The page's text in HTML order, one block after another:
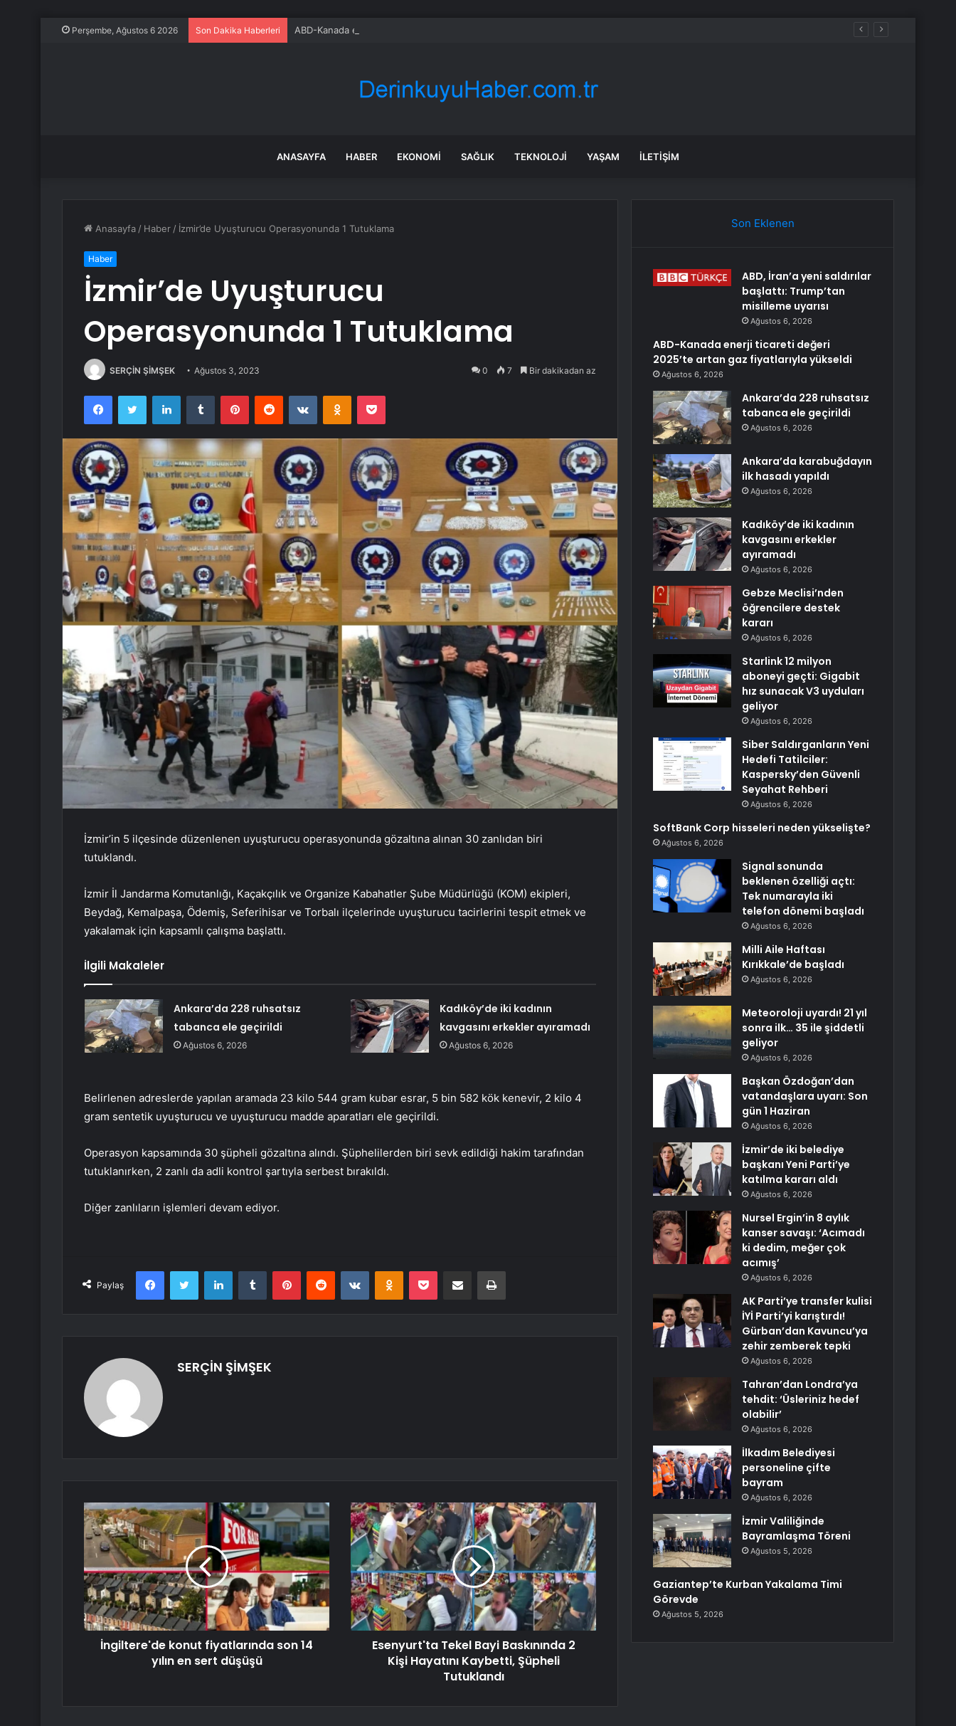
Perşembe, Ağustos 6 2026 Son Dakika Haberleri ABD-Kanada enerji ticareti değeri 2025’te artan gaz fiyatlarıyla yükseldi
ANASAYFA HABER EKONOMI SAĞLIK TEKNOLOJI YAŞAM İLETIŞIM
Anasayfa / Haber / İzmir’de Uyuşturucu Operasyonunda 1 Tutuklama
Haber
İzmir’de Uyuşturucu
Operasyonunda 1 Tutuklama
SERÇİN ŞİMŞEK Ağustos 3, 2023 0 7 Bir dakikadan az
FacebookTwitter LinkedInTumblr PinterestReddit VKontakteOdnoklassniki
Pocket
İzmir’in 5 ilçesinde düzenlenen uyuşturucu operasyonunda gözaltına alınan 30 zanlıdan biri
tutuklandı.
İzmir İl Jandarma Komutanlığı, Kaçakçılık ve Organize Kabahatler Şube Müdürlüğü (KOM) ekipleri,
Beydağ, Kemalpaşa, Ödemiş, Seferihisar ve Torbalı ilçelerinde uyuşturucu tacirlerini tespit etmek ve
yakalamak için kapsamlı çalışma başlattı.
İlgili Makaleler
Ankara’da 228 ruhsatsız
tabanca ele geçirildi
Ağustos 6, 2026
Kadıköy’de iki kadının
kavgasını erkekler ayıramadı
Ağustos 6, 2026
Belirlenen adreslerde yapılan aramada 23 kilo 544 gram kubar esrar, 5 bin 582 kök kenevir, 2 kilo 4
gram sentetik uyuşturucu ve uyuşturucu madde aparatları ele geçirildi.
Operasyon kapsamında 30 şüpheli gözaltına alındı. Şüphelilerden biri sevk edildiği hakim tarafından
tutuklanırken, 2 zanlı da adli kontrol şartıyla serbest bırakıldı.
Diğer zanlıların işlemleri devam ediyor.
Paylaş
FacebookTwitter LinkedInTumblr PinterestReddit VKontakteOdnoklassniki
Pocket E-Posta ile paylaş Yazdır
SERÇİN ŞİMŞEK
İngiltere'de konut fiyatlarında son 14
yılın en sert düşüşü
Esenyurt'ta Tekel Bayi Baskınında 2
Kişi Hayatını Kaybetti, Şüpheli
Tutuklandı
Son Eklenen
ABD, İran’a yeni saldırılar
başlattı: Trump’tan
misilleme uyarısı
Ağustos 6, 2026
ABD-Kanada enerji ticareti değeri
2025’te artan gaz fiyatlarıyla yükseldi
Ağustos 6, 2026
Ankara’da 228 ruhsatsız
tabanca ele geçirildi
Ağustos 6, 2026
Ankara’da karabuğdayın
ilk hasadı yapıldı
Ağustos 6, 2026
Kadıköy’de iki kadının
kavgasını erkekler
ayıramadı
Ağustos 6, 2026
Gebze Meclisi’nden
öğrencilere destek
kararı
Ağustos 6, 2026
Starlink 12 milyon
aboneyi geçti: Gigabit
hız sunacak V3 uyduları
geliyor
Ağustos 6, 2026
Siber Saldırganların Yeni
Hedefi Tatilciler:
Kaspersky’den Güvenli
Seyahat Rehberi
Ağustos 6, 2026
SoftBank Corp hisseleri neden yükselişte?
Ağustos 6, 2026
Signal sonunda
beklenen özelliği açtı:
Tek numarayla iki
telefon dönemi başladı
Ağustos 6, 2026
Milli Aile Haftası
Kırıkkale’de başladı
Ağustos 6, 2026
Meteoroloji uyardı! 21 yıl
sonra ilk… 35 ile şiddetli
geliyor
Ağustos 6, 2026
Başkan Özdoğan’dan
vatandaşlara uyarı: Son
gün 1 Haziran
Ağustos 6, 2026
İzmir’de iki belediye
başkanı Yeni Parti’ye
katılma kararı aldı
Ağustos 6, 2026
Nursel Ergin’in 8 aylık
kanser savaşı: ‘Acımadı
ki dedim, meğer çok
acımış’
Ağustos 6, 2026
AK Parti’ye transfer kulisi
İYİ Parti’yi karıştırdı!
Gürban’dan Kavuncu’ya
zehir zemberek tepki
Ağustos 6, 2026
Tahran’dan Londra’ya
tehdit: ‘Üsleriniz hedef
olabilir’
Ağustos 6, 2026
İlkadım Belediyesi
personeline çifte
bayram
Ağustos 6, 2026
İzmir Valiliğinde
Bayramlaşma Töreni
Ağustos 5, 2026
Gaziantep’te Kurban Yakalama Timi
Görevde
Ağustos 5, 2026